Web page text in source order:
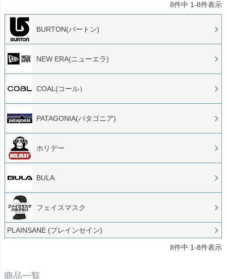
8件中 1-8件表示
BURTON(バートン)
NEW ERA(ニューエラ)
COAL(コール）
PATAGONIA(パタゴニア)
ホリデー
BULA
フェイスマスク
PLAINSANE (プレインセイン)
8件中 1-8件表示
商品一覧